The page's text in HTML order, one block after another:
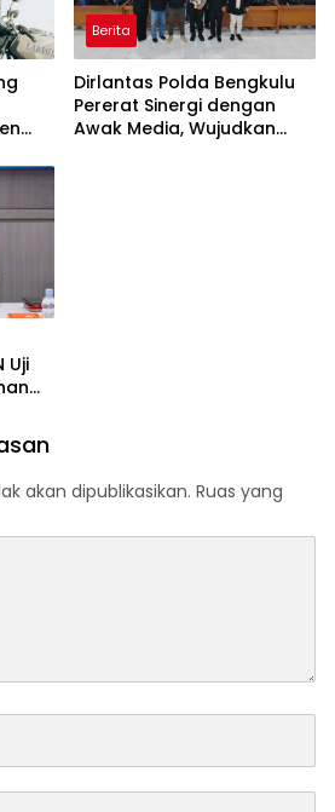
Berita
Dirlantas Polda Bengkulu
Pererat Sinergi dengan
Awak Media, Wujudkan
Uji
akan dipublikasikan. Ruas yang